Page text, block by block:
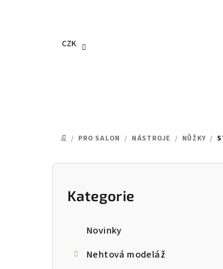
CZK
DOMŮ
/ PRO SALON / NÁSTROJE / NŮŽKY /
P
Přeskočit
kategorie
Kategorie
Novinky
Nehtová modeláž